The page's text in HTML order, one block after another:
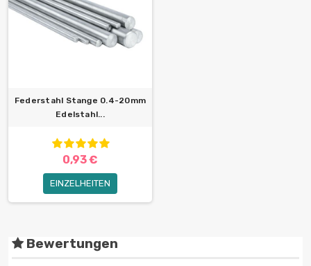
Federstahl Stange 0.4-20mm
Edelstahl...
0,93 €
EINZELHEITEN
Bewertungen